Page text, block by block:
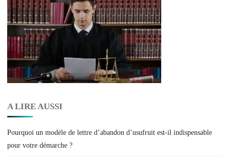
A LIRE AUSSI
Pourquoi un modèle de lettre d’abandon d’usufruit est-il indispensable
pour votre démarche ?